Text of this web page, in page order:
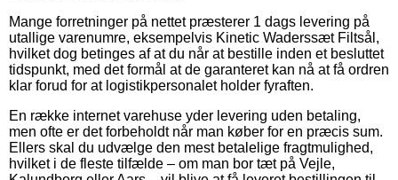
Mange forretninger på nettet præsterer 1 dags levering på
utallige varenumre, eksempelvis Kinetic Waderssæt Filtsål,
hvilket dog betinges af at du når at bestille inden et besluttet
tidspunkt, med det formål at de garanteret kan nå at få ordren
klar forud for at logistikpersonalet holder fyraften.
En række internet varehuse yder levering uden betaling,
men ofte er det forbeholdt når man køber for en præcis sum.
Ellers skal du udvælge den mest betalelige fragtmulighed,
hvilket i de fleste tilfælde – om man bor tæt på Vejle,